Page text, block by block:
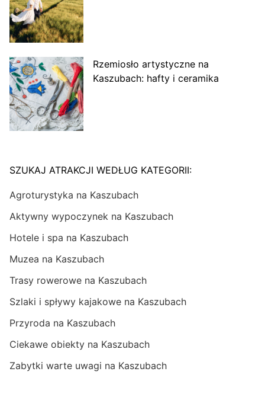
Rzemiosło artystyczne na
Kaszubach: hafty i ceramika
SZUKAJ ATRAKCJI WEDŁUG KATEGORII:
Agroturystyka na Kaszubach
Aktywny wypoczynek na Kaszubach
Hotele i spa na Kaszubach
Muzea na Kaszubach
Trasy rowerowe na Kaszubach
Szlaki i spływy kajakowe na Kaszubach
Przyroda na Kaszubach
Ciekawe obiekty na Kaszubach
Zabytki warte uwagi na Kaszubach